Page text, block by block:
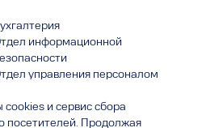
информационной
управления персоналом
делами
по работе со
и сервис сбора
посетителей. Продолжая